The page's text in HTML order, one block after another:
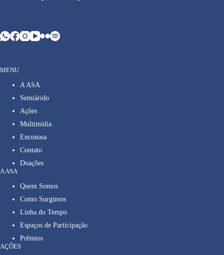
MENU
A ASA
Semiárido
Ações
Multimídia
Enconasa
Contato
Doações
A ASA
Quem Somos
Como Surgimos
Linha do Tempo
Espaços de Participação
Prêmios
AÇÕES